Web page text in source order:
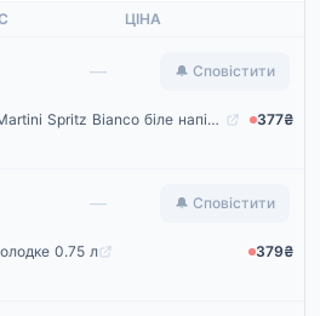
ЦІНА
— 🔔 Сповістити
Коктейль винний ігристий Martini Spritz Bianco біле напівсолодке 0.75 л 8% (8000570860006)
377₴
— 🔔 Сповістити
0.75 л
379₴